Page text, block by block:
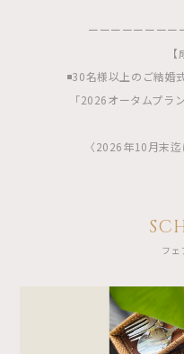
ーーーーーーーー
◾️30名様以上のご結婚
「2026オータムプラ
〈2026年10月末
フ